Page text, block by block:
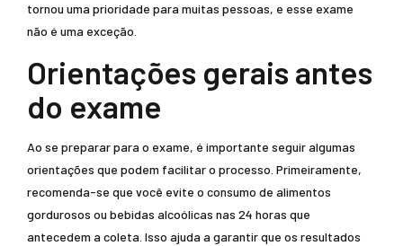
tornou uma prioridade para muitas pessoas, e esse exame
não é uma exceção.
Orientações gerais antes
do exame
Ao se preparar para o exame, é importante seguir algumas
orientações que podem facilitar o processo. Primeiramente,
recomenda-se que você evite o consumo de alimentos
gordurosos ou bebidas alcoólicas nas 24 horas que
antecedem a coleta. Isso ajuda a garantir que os resultados